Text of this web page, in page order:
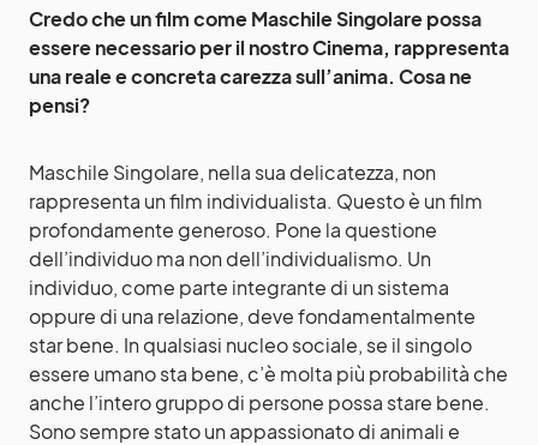
Credo che un film come Maschile Singolare possa
essere necessario per il nostro Cinema, rappresenta
una reale e concreta carezza sull’anima. Cosa ne
pensi?
Maschile Singolare, nella sua delicatezza, non
rappresenta un film individualista. Questo è un film
profondamente generoso. Pone la questione
dell’individuo ma non dell’individualismo. Un
individuo, come parte integrante di un sistema
oppure di una relazione, deve fondamentalmente
star bene. In qualsiasi nucleo sociale, se il singolo
essere umano sta bene, c’è molta più probabilità che
anche l’intero gruppo di persone possa stare bene.
Sono sempre stato un appassionato di animali e